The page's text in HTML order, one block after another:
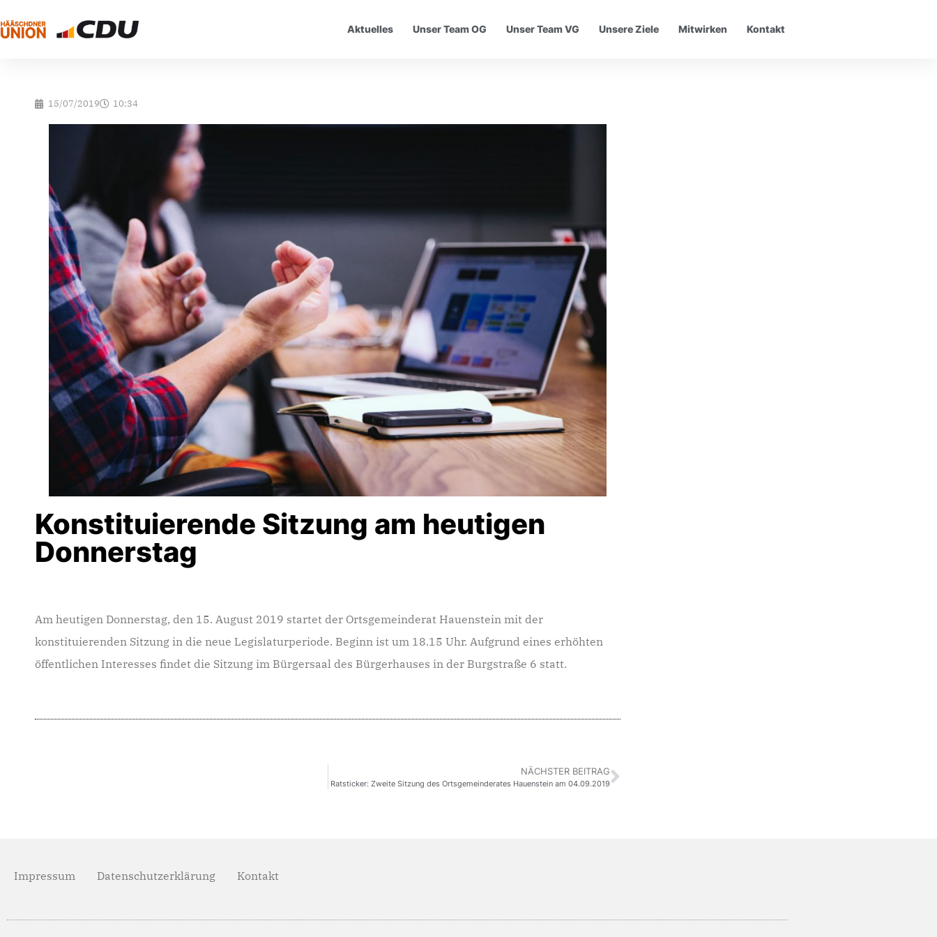
Aktuelles Unser Team OG Unser Team VG Unsere Ziele Mitwirken Kontakt
15/07/2019 10:34
Konstituierende Sitzung am heutigen
Donnerstag
Am heutigen Donnerstag, den 15. August 2019 startet der Ortsgemeinderat Hauenstein mit der
konstituierenden Sitzung in die neue Legislaturperiode. Beginn ist um 18.15 Uhr. Aufgrund eines erhöhten
öffentlichen Interesses findet die Sitzung im Bürgersaal des Bürgerhauses in der Burgstraße 6 statt.
NÄCHSTER BEITRAG
Ratsticker: Zweite Sitzung des Ortsgemeinderates Hauenstein am 04.09.2019
Impressum Datenschutzerklärung Kontakt